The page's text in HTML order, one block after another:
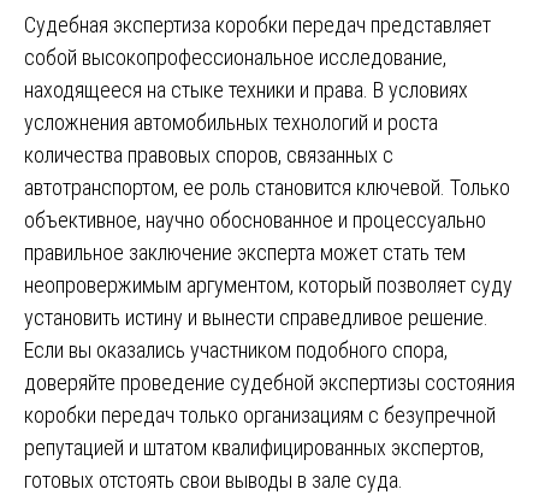
Судебная экспертиза коробки передач представляет
собой высокопрофессиональное исследование,
находящееся на стыке техники и права. В условиях
усложнения автомобильных технологий и роста
количества правовых споров, связанных с
автотранспортом, ее роль становится ключевой. Только
объективное, научно обоснованное и процессуально
правильное заключение эксперта может стать тем
неопровержимым аргументом, который позволяет суду
установить истину и вынести справедливое решение.
Если вы оказались участником подобного спора,
доверяйте проведение судебной экспертизы состояния
коробки передач только организациям с безупречной
репутацией и штатом квалифицированных экспертов,
готовых отстоять свои выводы в зале суда.